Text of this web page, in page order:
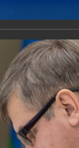
Аналитика